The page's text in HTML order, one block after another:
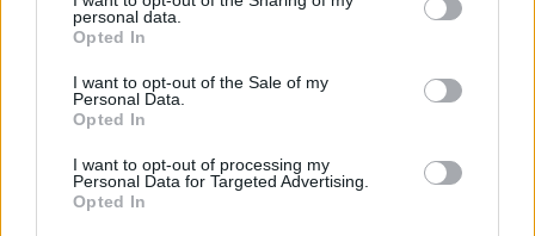
personal data.
Opted In
I want to opt-out of the Sale of my
Personal Data.
Opted In
I want to opt-out of processing my
Personal Data for Targeted Advertising.
Opted In
Náutica de recreio cresce em Portugal, mas relatório
deixa aviso sério